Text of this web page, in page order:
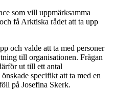
som vill uppmärksamma
få Arktiska rådet att ta upp
och valde att ta med personer
till organisationen. Frågan
ut till ett antal
specifikt att ta med en
på Josefina Skerk.